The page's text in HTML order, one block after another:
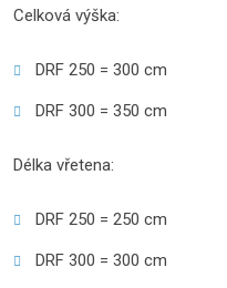
Celková výška:
DRF 250 = 300 cm
DRF 300 = 350 cm
Délka vřetena:
DRF 250 = 250 cm
DRF 300 = 300 cm